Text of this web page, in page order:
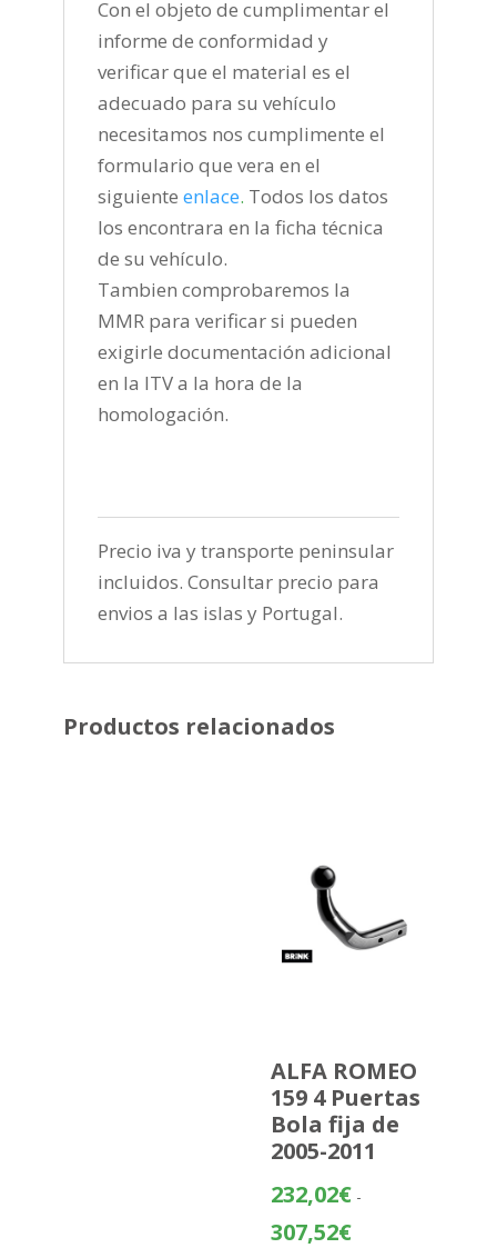
Con el objeto de cumplimentar el
informe de conformidad y
verificar que el material es el
adecuado para su vehículo
necesitamos nos cumplimente el
formulario que vera en el
siguiente enlace. Todos los datos
los encontrara en la ficha técnica
de su vehículo.
Tambien comprobaremos la
MMR para verificar si pueden
exigirle documentación adicional
en la ITV a la hora de la
homologación.
Precio iva y transporte peninsular
incluidos. Consultar precio para
envios a las islas y Portugal.
Productos relacionados
ALFA ROMEO
159 4 Puertas
Bola fija de
2005-2011
232,02€ -
307,52€Rango